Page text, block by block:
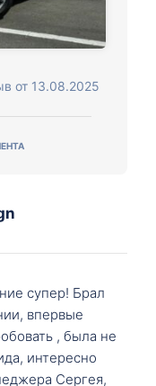
от 13.08.2025
супер! Брал
впервые
, была не
интересно
Сергея,